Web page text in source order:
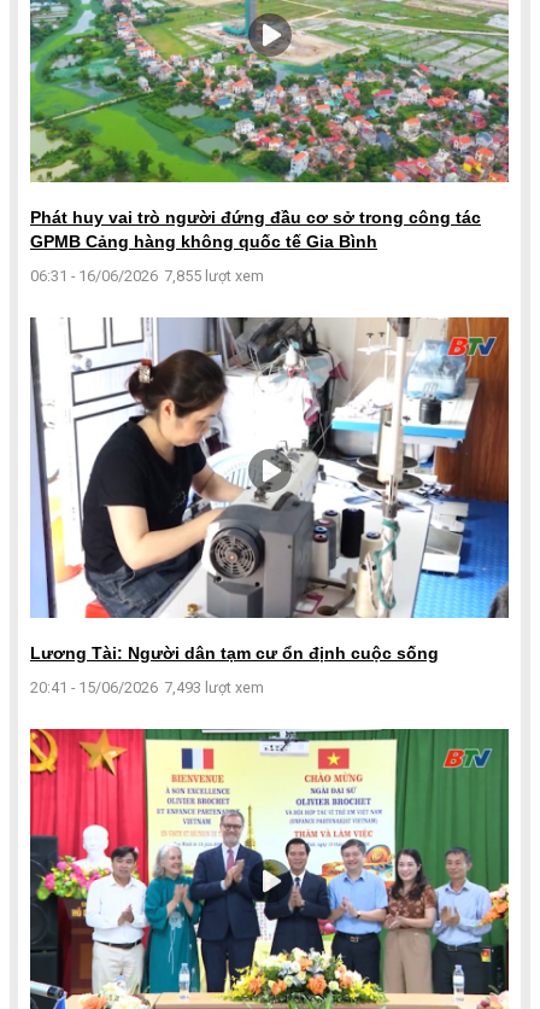
Phát huy vai trò người đứng đầu cơ sở trong công tác
GPMB Cảng hàng không quốc tế Gia Bình
06:31 - 16/06/2026 7,855 lượt xem
Lương Tài: Người dân tạm cư ổn định cuộc sống
20:41 - 15/06/2026 7,493 lượt xem